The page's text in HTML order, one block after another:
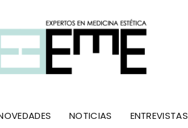
NOTICIAS ENTREVISTAS